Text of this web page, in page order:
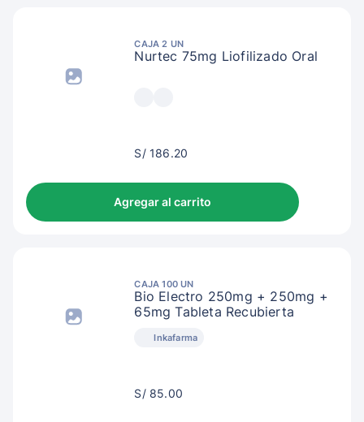
CAJA 2 UN
Nurtec 75mg Liofilizado Oral
S/
S/ 186.20
Agregar al carrito
CAJA 100 UN
Bio Electro 250mg + 250mg +
65mg Tableta Recubierta
Inkafarma
S/
S/ 85.00